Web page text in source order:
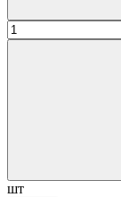
шт